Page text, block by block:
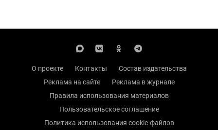
О проекте Контакты
Состав издательства
Реклама на сайте
Реклама в журнале
Правила использования материалов
Пользовательское соглашение
Политика использования cookie-файлов